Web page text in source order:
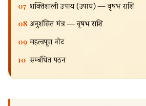
07 शक्तिशाली उपाय (उपाय) — वृषभ राशि
08 अनुशंसित मंत्र — वृषभ राशि
09 महत्वपूर्ण नोट
10 सम्बंधित पठन